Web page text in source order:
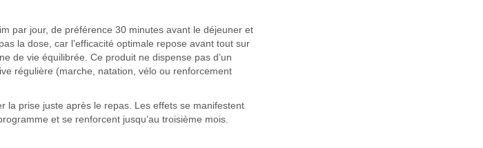
par jour, de préférence 30 minutes avant le déjeuner et
la dose, car l’efficacité optimale repose avant tout sur
de vie équilibrée. Ce produit ne dispense pas d’un
régulière (marche, natation, vélo ou renforcement
la prise juste après le repas. Les effets se manifestent
et se renforcent jusqu’au troisième mois.